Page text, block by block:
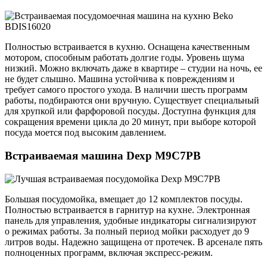
Полностью встраивается в кухню. Оснащена качественным
мотором, способным работать долгие годы. Уровень шума
низкий. Можно включать даже в квартире – студии на ночь, ее
не будет слышно. Машина устойчива к повреждениям и
требует самого простого ухода. В наличии шесть программ
работы, подбираются они вручную. Существует специальный
для хрупкой или фарфоровой посуды. Доступна функция для
сокращения времени цикла до 20 минут, при выборе которой
посуда моется под высоким давлением.
Встраиваемая машина Dexp M9C7PB
Большая посудомойка, вмещает до 12 комплектов посуды.
Полностью встраивается в гарнитур на кухне. Электронная
панель для управления, удобные индикаторы сигнализируют
о режимах работы. За полный период мойки расходует до 9
литров воды. Надежно защищена от протечек. В арсенале пять
полноценных программ, включая экспресс-режим.